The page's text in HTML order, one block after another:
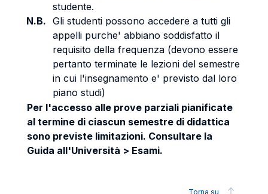
studente.
N.B. Gli studenti possono accedere a tutti gli
appelli purche' abbiano soddisfatto il
requisito della frequenza (devono essere
pertanto terminate le lezioni del semestre
in cui l'insegnamento e' previsto dal loro
piano studi)
Per l'accesso alle prove parziali pianificate
al termine di ciascun semestre di didattica
sono previste limitazioni. Consultare la
Guida all'Università > Esami.
Torna su